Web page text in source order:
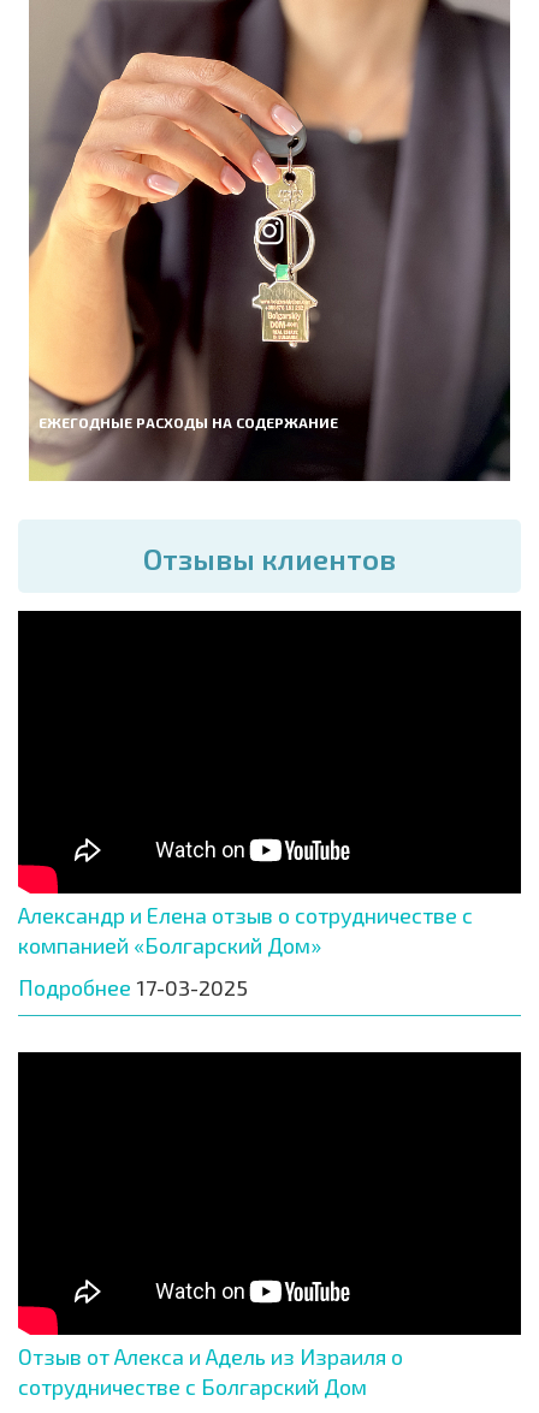
ЕЖЕГОДНЫЕ РАСХОДЫ НА СОДЕРЖАНИЕ
Отзывы клиентов
Александр и Елена отзыв о сотрудничестве с
компанией «Болгарский Дом»
Подробнее 17-03-2025
Отзыв от Алекса и Адель из Израиля о
сотрудничестве с Болгарский Дом